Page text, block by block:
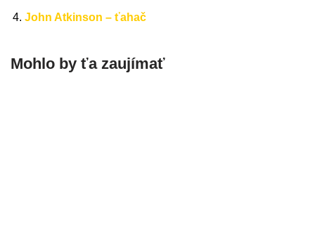
John Atkinson – ťahač
Mohlo by ťa zaujímať